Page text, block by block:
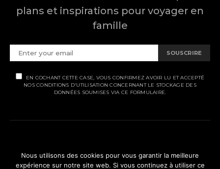
plans et inspirations pour voyager en
famille
SOUSCRIRE
EN COCHANT CETTE CASE, VOUS CONFIRMEZ AVOIR LU ET ACCEPTÉ
NOS CONDITIONS D'UTILISATION CONCERNANT LE STOCKAGE DES
DONNÉES SOUMISES VIA CE FORMULAIRE.
MENTIONS LÉGALES
POLITIQUE DE CONFIDENTIALITÉ
Nous utilisons des cookies pour vous garantir la meilleure
expérience sur notre site web. Si vous continuez à utiliser ce